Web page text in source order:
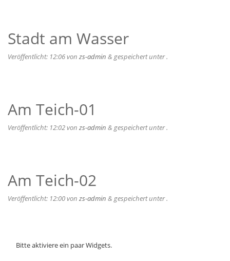
Stadt am Wasser
Veröffentlicht: 12:06von zs-admin & gespeichert unter .
Am Teich-01
Veröffentlicht: 12:02von zs-admin & gespeichert unter .
Am Teich-02
Veröffentlicht: 12:00von zs-admin & gespeichert unter .
Bitte aktiviere ein paar Widgets.